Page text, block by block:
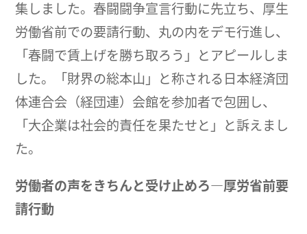
集しました。春闘闘争宣言行動に先立ち、厚生
労働省前での要請行動、丸の内をデモ行進し、
「春闘で賃上げを勝ち取ろう」とアピールしま
した。「財界の総本山」と称される日本経済団
体連合会（経団連）会館を参加者で包囲し、
「大企業は社会的責任を果たせと」と訴えまし
た。
労働者の声をきちんと受け止めろ―厚労省前要
請行動